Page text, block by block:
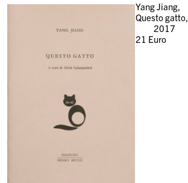
Yang Jiang,
Questo gatto,
2017
21 Euro